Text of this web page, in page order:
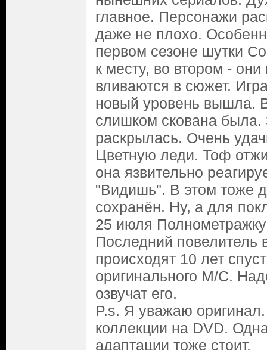
главное. Персонажи
даже не плохо.
первом сезоне шутки
к месту, во втором - они
вливаются в сюжет.
новый уровень вышла.
слишком скована была.
раскрылась. Очень
Цветную леди. Тоф
она язвительно
"Видишь". В этом тоже
сохранён. Ну, а для
25 июля
Последний повелитель
происходят 10 лет
оригинального М/С.
озвучат его.
P.s. Я уважаю
коллекции на DVD.
адаптации тоже стоит.